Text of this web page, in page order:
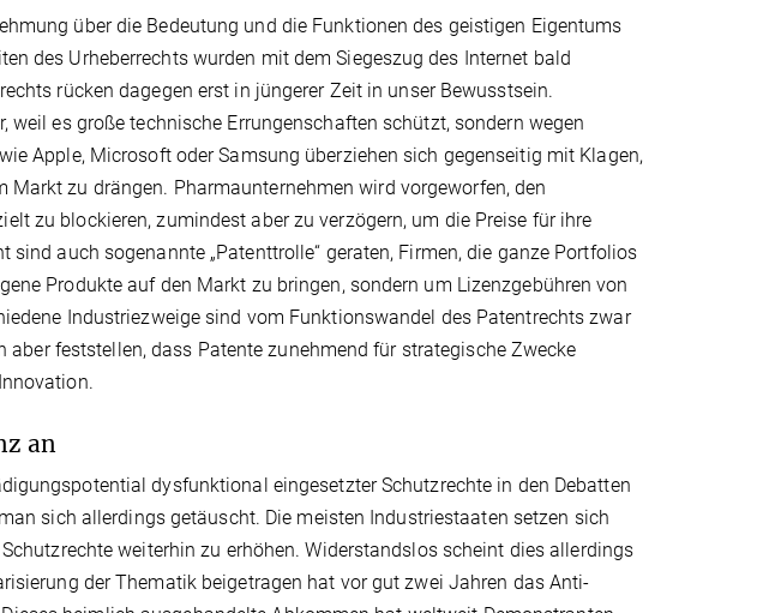
über die Bedeutung und die Funktionen des geistigen Eigentums
des Urheberrechts wurden mit dem Siegeszug des Internet bald
rücken dagegen erst in jüngerer Zeit in unser Bewusstsein.
weil es große technische Errungenschaften schützt, sondern wegen
Apple, Microsoft oder Samsung überziehen sich gegenseitig mit Klagen,
Markt zu drängen. Pharmaunternehmen wird vorgeworfen, den
zu blockieren, zumindest aber zu verzögern, um die Preise für ihre
auch sogenannte „Patenttrolle“ geraten, Firmen, die ganze Portfolios
Produkte auf den Markt zu bringen, sondern um Lizenzgebühren von
Industriezweige sind vom Funktionswandel des Patentrechts zwar
feststellen, dass Patente zunehmend für strategische Zwecke
an
dysfunktional eingesetzter Schutzrechte in den Debatten
sich allerdings getäuscht. Die meisten Industriestaaten setzen sich
weiterhin zu erhöhen. Widerstandslos scheint dies allerdings
der Thematik beigetragen hat vor gut zwei Jahren das Anti-